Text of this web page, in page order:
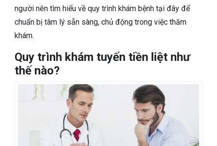
người nên tìm hiểu về quy trình khám bệnh tại đây để
chuẩn bị tâm lý sẵn sàng, chủ động trong việc thăm
khám.
Quy trình khám tuyến tiền liệt như
thế nào?